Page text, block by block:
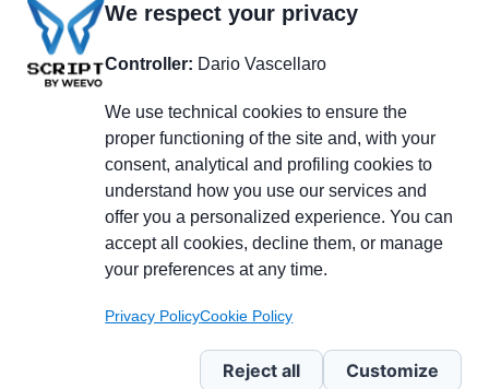
Pagina Facebook
X.com
Il Giornale delle PMI.
Testata giornalistica
registrata al Tribunale di
Milano n. 353 del 19
novembre 2013 Powered By
Disclaimer Privacy PolicyCookie
We respect your privacy
Controller: Dario Vascellaro
We use technical cookies to ensure the
proper functioning of the site and, with your
consent, analytical and profiling cookies to
understand how you use our services and
offer you a personalized experience. You can
accept all cookies, decline them, or manage
your preferences at any time.
Privacy PolicyCookie Policy
Reject all Customize